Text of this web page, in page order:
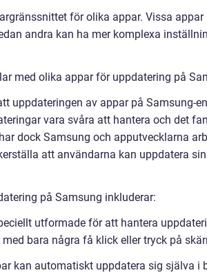
för olika appar. Vissa appar
andra kan ha mer komplexa
med olika appar för uppdatering på
uppdateringen av appar på Samsung-
vara svåra att hantera och det
dock Samsung och apputvecklarna
att användarna kan uppdatera
på Samsung inkluderar:
utformade för att hantera
bara några få klick eller tryck på
kan automatiskt uppdatera sig själva i